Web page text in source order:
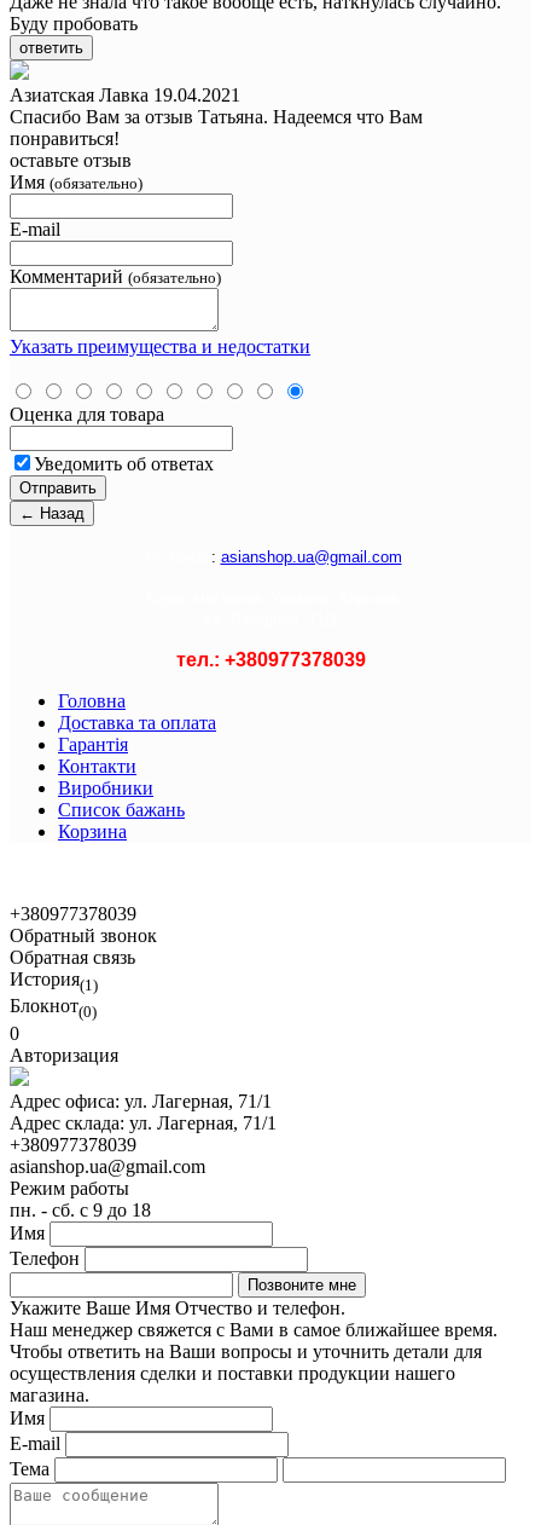
Буду пробовать
ответить
Азиатская Лавка 19.04.2021
Спасибо Вам за отзыв Татьяна. Надеемся что Вам
понравиться!
оставьте отзыв
Имя (обязательно)
E-mail
Комментарий (обязательно)
Указать преимущества и недостатки
Оценка для товара
Уведомить об ответах
: asianshop.ua@gmail.com
тел.: +380977378039
Головна
Доставка та оплата
Гарантія
Контакти
Виробники
Список бажань
Корзина
+380977378039
Обратный звонок
Обратная связь
История(1)
Блокнот(0)
0
Авторизация
Адрес офиса: ул. Лагерная, 71/1
Адрес склада: ул. Лагерная, 71/1
+380977378039
asianshop.ua@gmail.com
Режим работы
пн. - сб. с 9 до 18
Имя
Телефон
Укажите Ваше Имя Отчество и телефон.
Наш менеджер свяжется с Вами в самое ближайшее время.
Чтобы ответить на Ваши вопросы и уточнить детали для
осуществления сделки и поставки продукции нашего
магазина.
Имя
E-mail
Тема